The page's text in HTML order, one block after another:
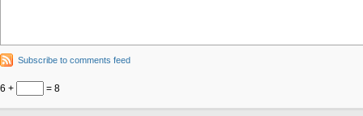
Subscribe to comments feed
6 + = 8